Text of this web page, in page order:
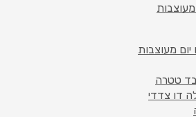
מעוצבות
טטרה
דו צדדי